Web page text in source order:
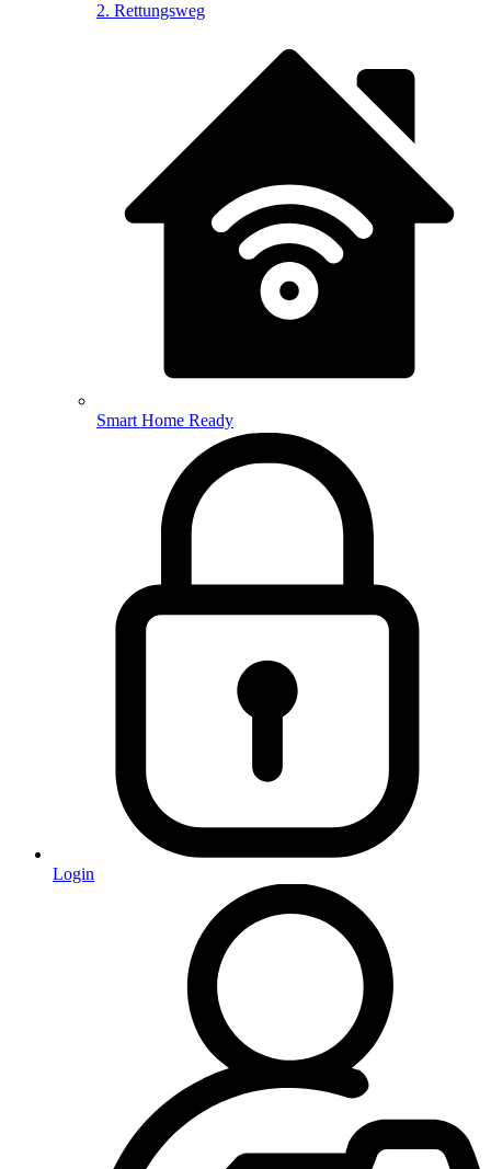
2. Rettungsweg
Smart Home Ready
Login